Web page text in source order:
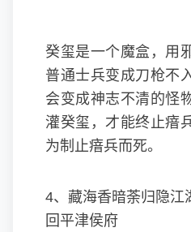
癸玺是一个魔盒，用
普通士兵变成刀枪不
会变成神志不清的怪
灌癸玺，才能终止瘖
为制止瘖兵而死。
4、藏海香暗荼归隐江
回平津侯府